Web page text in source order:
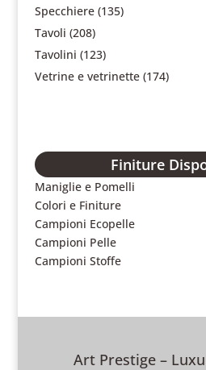
Specchiere (135)
Tavoli (208)
Tavolini (123)
Vetrine e vetrinette (174)
Finiture
Maniglie e Pomelli
Colori e Finiture
Campioni Ecopelle
Campioni Pelle
Campioni Stoffe
Art Prestige –